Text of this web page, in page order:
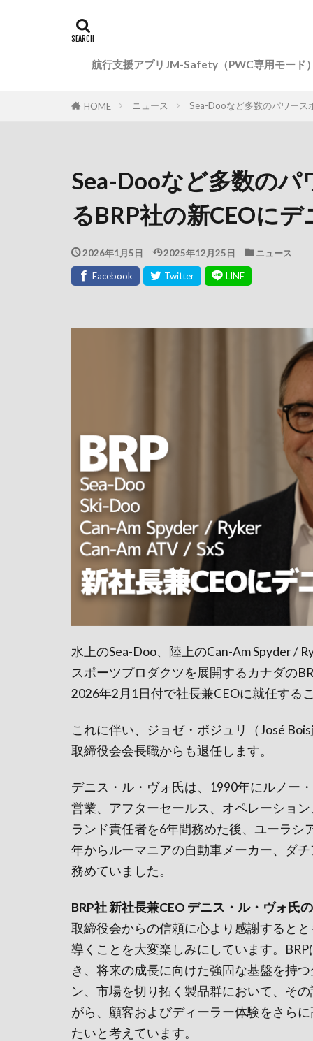
航行支援アプリJM-Safety（PWC専用モード
HOME ニュース Sea-Dooなど多数のパワース
Sea-Dooなど多数の
るBRP社の新CEOに
2026年1月5日 2025年12月25日 ニュース
水上のSea-Doo、陸上のCan-Am Spyder /
スポーツプロダクツを展開するカナダの
2026年2月1日付で社長兼CEOに就任する
これに伴い、ジョゼ・ボジュリ（José
取締役会会長職からも退任します。
デニス・ル・ヴォ氏は、1990年にルノー
営業、アフターセールス、オペレーショ
ランド責任者を6年間務めた後、ユーラシ
年からルーマニアの自動車メーカー、ダ
務めていました。
BRP社 新社長兼CEO デニス・ル・ヴォ氏
取締役会からの信頼に心より感謝すると
導くことを大変楽しみにしています。
き、将来の成長に向けた強固な基盤を持
ン、市場を切り拓く製品群において、そ
がら、顧客およびディーラー体験をさら
たいと考えています。